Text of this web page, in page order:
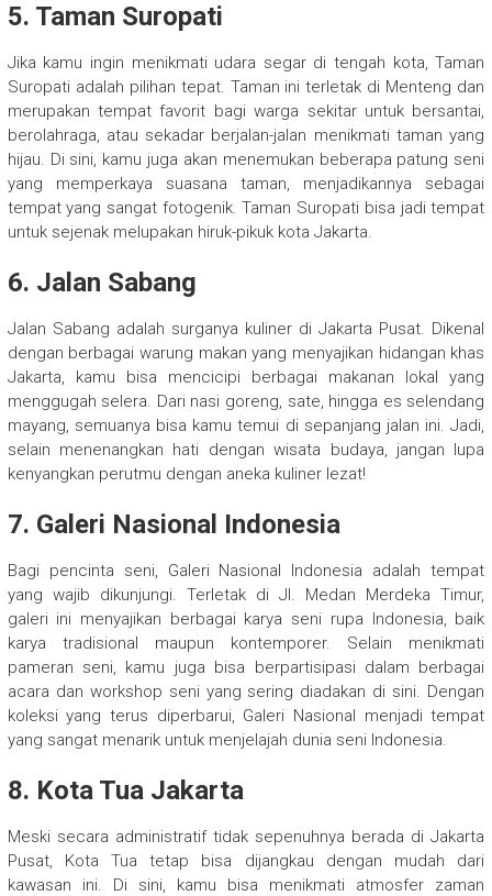
5. Taman Suropati
Jika kamu ingin menikmati udara segar di tengah kota, Taman
Suropati adalah pilihan tepat. Taman ini terletak di Menteng dan
merupakan tempat favorit bagi warga sekitar untuk bersantai,
berolahraga, atau sekadar berjalan-jalan menikmati taman yang
hijau. Di sini, kamu juga akan menemukan beberapa patung seni
yang memperkaya suasana taman, menjadikannya sebagai
tempat yang sangat fotogenik. Taman Suropati bisa jadi tempat
untuk sejenak melupakan hiruk-pikuk kota Jakarta.
6. Jalan Sabang
Jalan Sabang adalah surganya kuliner di Jakarta Pusat. Dikenal
dengan berbagai warung makan yang menyajikan hidangan khas
Jakarta, kamu bisa mencicipi berbagai makanan lokal yang
menggugah selera. Dari nasi goreng, sate, hingga es selendang
mayang, semuanya bisa kamu temui di sepanjang jalan ini. Jadi,
selain menenangkan hati dengan wisata budaya, jangan lupa
kenyangkan perutmu dengan aneka kuliner lezat!
7. Galeri Nasional Indonesia
Bagi pencinta seni, Galeri Nasional Indonesia adalah tempat
yang wajib dikunjungi. Terletak di Jl. Medan Merdeka Timur,
galeri ini menyajikan berbagai karya seni rupa Indonesia, baik
karya tradisional maupun kontemporer. Selain menikmati
pameran seni, kamu juga bisa berpartisipasi dalam berbagai
acara dan workshop seni yang sering diadakan di sini. Dengan
koleksi yang terus diperbarui, Galeri Nasional menjadi tempat
yang sangat menarik untuk menjelajah dunia seni Indonesia.
8. Kota Tua Jakarta
Meski secara administratif tidak sepenuhnya berada di Jakarta
Pusat, Kota Tua tetap bisa dijangkau dengan mudah dari
kawasan ini. Di sini, kamu bisa menikmati atmosfer zaman